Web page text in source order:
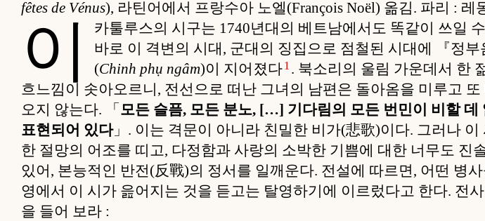
fêtes de Vénus), 라틴어에서 프랑수아 노엘(François Noël) 옮김. 파리 : 레
이
카툴루스의 시구는 1740년대의 베트남에서도 똑같이 쓰일
바로 이 격변의 시대, 군대의 징집으로 점철된 시대에 『정부
(Chinh phụ ngâm)이 지어졌다1 . 북소리의 울림 가운데서 한
흐느낌이 솟아오르니, 전선으로 떠난 그녀의 남편은 돌아옴을 미루고
오지 않는다. 「 모든 슬픔, 모든 분노, […] 기다림의 모든 번민이 비할 데
표현되어 있다」. 이는 격문이 아니라 친밀한 비가(悲歌)이다. 그러나 이
한 절망의 어조를 띠고, 다정함과 사랑의 소박한 기쁨에 대한 너무도 진
있어, 본능적인 반전(反戰)의 정서를 일깨운다. 전설에 따르면, 어떤 병
영에서 이 시가 읊어지는 것을 듣고는 탈영하기에 이르렀다고 한다. 전
을 들어 보라 :